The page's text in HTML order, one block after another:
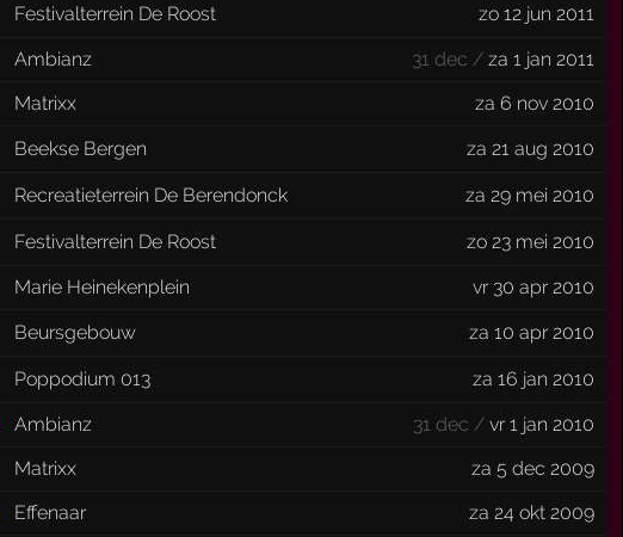
Festivalterrein De Roost
zo 12 jun 2011
Ambianz 31 dec / za 1 jan 2011
Matrixx
za 6 nov 2010
Beekse Bergen
za 21 aug 2010
Recreatieterrein De Berendonck
za 29 mei 2010
Festivalterrein De Roost
zo 23 mei 2010
Marie Heinekenplein
vr 30 apr 2010
Beursgebouw
za 10 apr 2010
Poppodium 013
za 16 jan 2010
Ambianz 31 dec / vr 1 jan 2010
Matrixx
za 5 dec 2009
Effenaar
za 24 okt 2009